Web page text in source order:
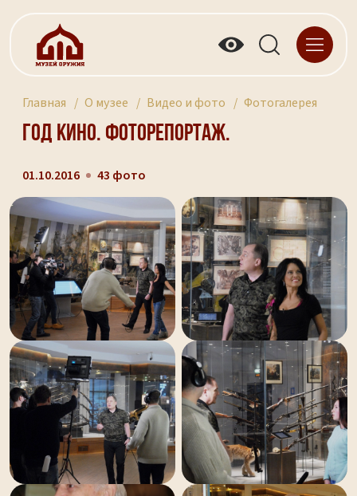
Главная О музее Видео и фото Фотогалерея
Год кино. Фоторепортаж.
01.10.2016 43 фото